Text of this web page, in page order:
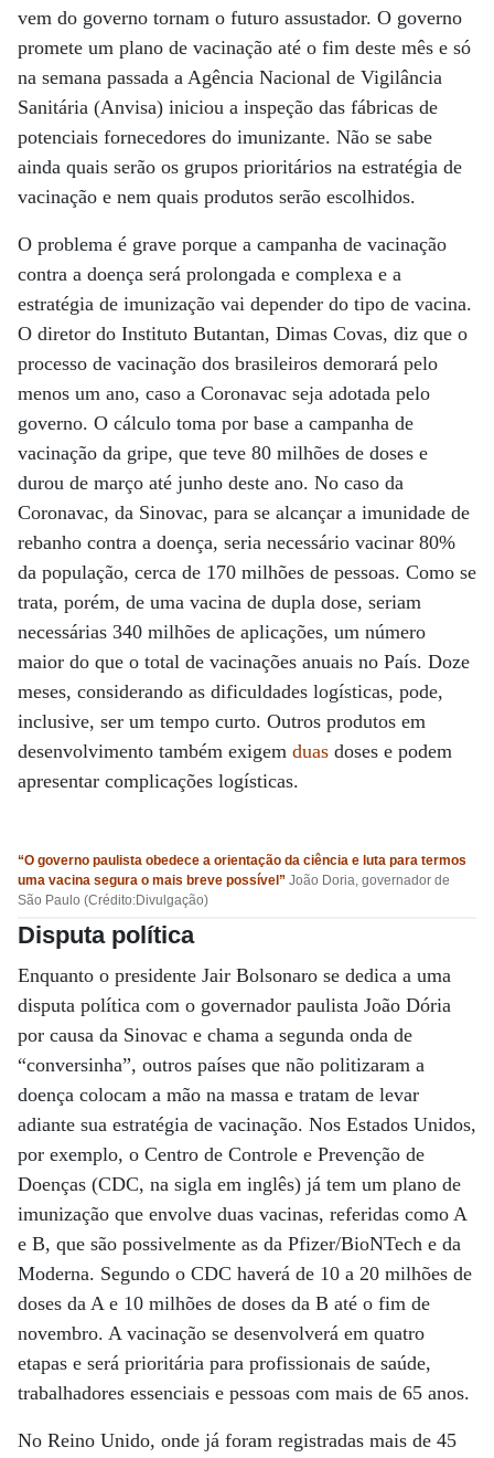
vem do governo tornam o futuro assustador. O governo
promete um plano de vacinação até o fim deste mês e só
na semana passada a Agência Nacional de Vigilância
Sanitária (Anvisa) iniciou a inspeção das fábricas de
potenciais fornecedores do imunizante. Não se sabe
ainda quais serão os grupos prioritários na estratégia de
vacinação e nem quais produtos serão escolhidos.
O problema é grave porque a campanha de vacinação
contra a doença será prolongada e complexa e a
estratégia de imunização vai depender do tipo de vacina.
O diretor do Instituto Butantan, Dimas Covas, diz que o
processo de vacinação dos brasileiros demorará pelo
menos um ano, caso a Coronavac seja adotada pelo
governo. O cálculo toma por base a campanha de
vacinação da gripe, que teve 80 milhões de doses e
durou de março até junho deste ano. No caso da
Coronavac, da Sinovac, para se alcançar a imunidade de
rebanho contra a doença, seria necessário vacinar 80%
da população, cerca de 170 milhões de pessoas. Como se
trata, porém, de uma vacina de dupla dose, seriam
necessárias 340 milhões de aplicações, um número
maior do que o total de vacinações anuais no País. Doze
meses, considerando as dificuldades logísticas, pode,
inclusive, ser um tempo curto. Outros produtos em
desenvolvimento também exigem duas doses e podem
apresentar complicações logísticas.
“O governo paulista obedece a orientação da ciência e luta para termos
uma vacina segura o mais breve possível” João Doria, governador de
São Paulo (Crédito:Divulgação)
Disputa política
Enquanto o presidente Jair Bolsonaro se dedica a uma
disputa política com o governador paulista João Dória
por causa da Sinovac e chama a segunda onda de
“conversinha”, outros países que não politizaram a
doença colocam a mão na massa e tratam de levar
adiante sua estratégia de vacinação. Nos Estados Unidos,
por exemplo, o Centro de Controle e Prevenção de
Doenças (CDC, na sigla em inglês) já tem um plano de
imunização que envolve duas vacinas, referidas como A
e B, que são possivelmente as da Pfizer/BioNTech e da
Moderna. Segundo o CDC haverá de 10 a 20 milhões de
doses da A e 10 milhões de doses da B até o fim de
novembro. A vacinação se desenvolverá em quatro
etapas e será prioritária para profissionais de saúde,
trabalhadores essenciais e pessoas com mais de 65 anos.
No Reino Unido, onde já foram registradas mais de 45